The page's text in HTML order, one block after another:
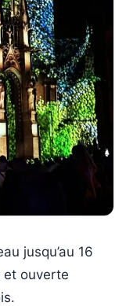
jusqu’au 16
et ouverte